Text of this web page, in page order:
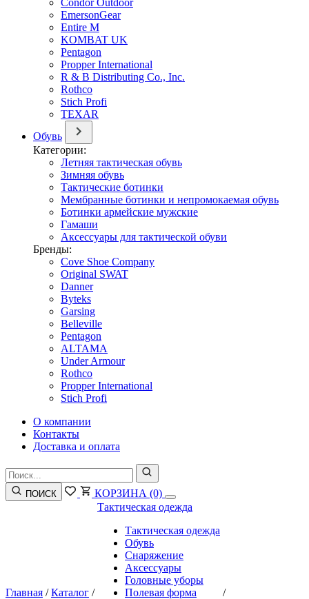
Condor Outdoor
EmersonGear
Entire M
KOMBAT UK
Pentagon
Propper International
R & B Distributing Co., Inc.
Rothco
Stich Profi
TEXAR
Обувь
Категории:
Летняя тактическая обувь
Зимняя обувь
Тактические ботинки
Мембранные ботинки и непромокаемая обувь
Ботинки армейские мужские
Гамаши
Аксессуары для тактической обуви
Бренды:
Cove Shoe Company
Original SWAT
Danner
Byteks
Garsing
Belleville
Pentagon
ALTAMA
Under Armour
Rothco
Propper International
Stich Profi
О компании
Контакты
Доставка и оплата
ПОИСК КОРЗИНА (0)
Главная /Каталог /
Тактическая одежда
Тактическая одежда
Обувь
Снаряжение
Аксессуары
Головные уборы
Полевая форма
/